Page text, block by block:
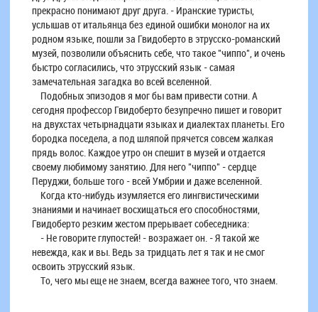
прекрасно понимают друг друга. - Иранские туристы,
услышав от итальянца без единой ошибки монолог на их
родном языке, пошли за Гвидоберто в этрусско-романский
музей, позволили объяснить себе, что такое "чиппо", и очень
быстро согласились, что этрусский язык - самая
замечательная загадка во всей вселенной.
Подобных эпизодов я мог бы вам привести сотни. А
сегодня профессор Гвидоберто безупречно пишет и говорит
на двухстах четырнадцати языках и диалектах планеты. Его
бородка поседела, а под шляпой прячется совсем жалкая
прядь волос. Каждое утро он спешит в музей и отдается
своему любимому занятию. Для него "чиппо" - сердце
Перуджи, больше того - всей Умбрии и даже вселенной.
Когда кто-нибудь изумляется его лингвистическими
знаниями и начинает восхищаться его способностями,
Гвидоберто резким жестом прерывает собеседника:
- Не говорите глупостей! - возражает он. - Я такой же
невежда, как и вы. Ведь за тридцать лет я так и не смог
освоить этрусский язык.
То, чего мы еще не знаем, всегда важнее того, что знаем.